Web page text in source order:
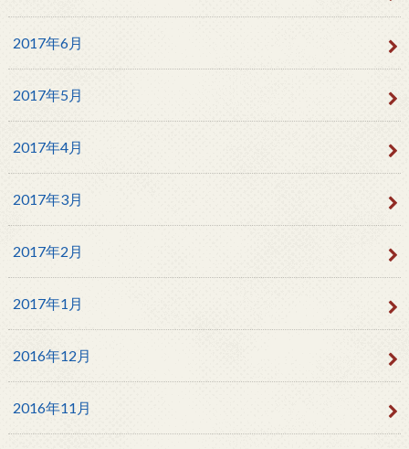
2017年6月
2017年5月
2017年4月
2017年3月
2017年2月
2017年1月
2016年12月
2016年11月